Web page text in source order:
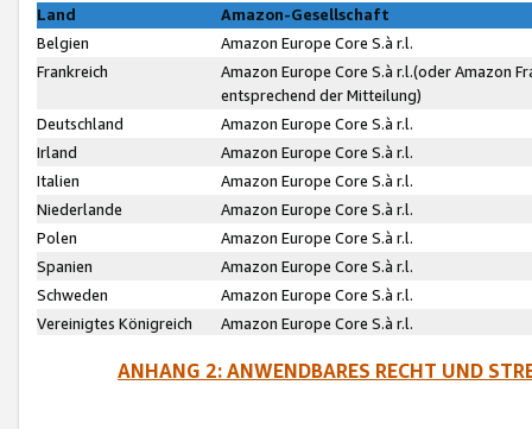
Land
Amazon-Gesellschaft
Belgien
Amazon Europe Core S.à r.l.
Frankreich
Amazon Europe Core S.à r.l.(oder Amazon
entsprechend der Mitteilung)
Deutschland
Amazon Europe Core S.à r.l.
Irland
Amazon Europe Core S.à r.l.
Italien
Amazon Europe Core S.à r.l.
Niederlande
Amazon Europe Core S.à r.l.
Polen
Amazon Europe Core S.à r.l.
Spanien
Amazon Europe Core S.à r.l.
Schweden
Amazon Europe Core S.à r.l.
Vereinigtes Königreich
Amazon Europe Core S.à r.l.
ANHANG 2: ANWENDBARES RECHT UND